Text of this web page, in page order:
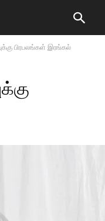
பிரபலங்கள் இரங்கல்